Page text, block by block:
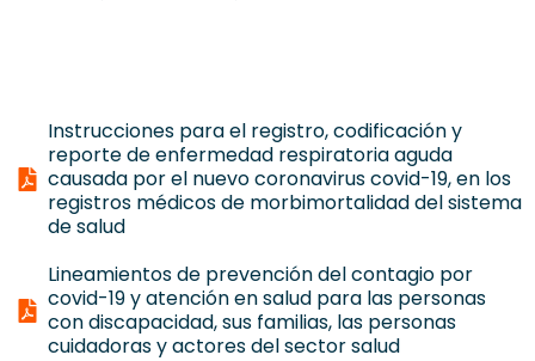
Instrucciones para el registro, codificación y
reporte de enfermedad respiratoria aguda
causada por el nuevo coronavirus covid-19, en los
registros médicos de morbimortalidad del sistema
de salud
Lineamientos de prevención del contagio por
covid-19 y atención en salud para las personas
con discapacidad, sus familias, las personas
cuidadoras y actores del sector salud